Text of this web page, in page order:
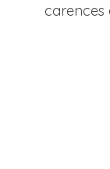
carences